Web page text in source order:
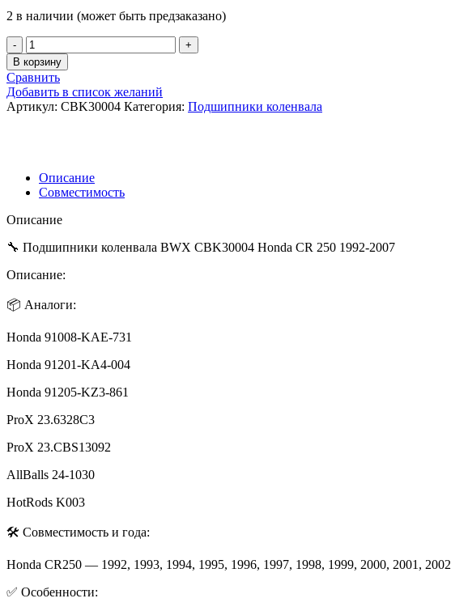
2 в наличии (может быть предзаказано)
Количество
товара
Подшипники
коленвала
BWX
CBK30004
92-
07
замена
24-
В корзину
Сравнить
Добавить в список желаний
Артикул: CBK30004 Категория: Подшипники коленвала
Описание
Совместимость
Описание
🔧 Подшипники коленвала BWX CBK30004 Honda CR 250 1992-2007
Описание:
📦 Аналоги:
Honda 91008-KAE-731
Honda 91201-KA4-004
Honda 91205-KZ3-861
ProX 23.6328C3
ProX 23.CBS13092
AllBalls 24-1030
HotRods K003
🛠 Совместимость и года:
Honda CR250 — 1992, 1993, 1994, 1995, 1996, 1997, 1998, 1999, 2000, 2001,
✅ Особенности: